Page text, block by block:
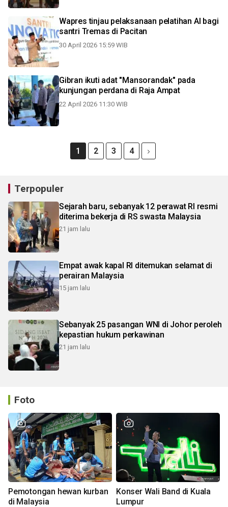
Wapres tinjau pelaksanaan pelatihan AI bagi
santri Tremas di Pacitan
30 April 2026 15:59 WIB
Gibran ikuti adat "Mansorandak" pada
kunjungan perdana di Raja Ampat
22 April 2026 11:30 WIB
1 2 3 4
Terpopuler
Sejarah baru, sebanyak 12 perawat RI resmi
diterima bekerja di RS swasta Malaysia
21 jam lalu
Empat awak kapal RI ditemukan selamat di
perairan Malaysia
15 jam lalu
Sebanyak 25 pasangan WNI di Johor peroleh
kepastian hukum perkawinan
21 jam lalu
Foto
Pemotongan hewan kurban
di Malaysia
Konser Wali Band di Kuala
Lumpur